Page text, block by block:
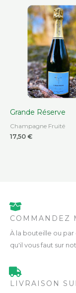
Grande Réserve
Champagne Fruité
17,50 €
COMMANDEZ
À la bouteille ou
qu'il vous faut sur
LIVRAISON